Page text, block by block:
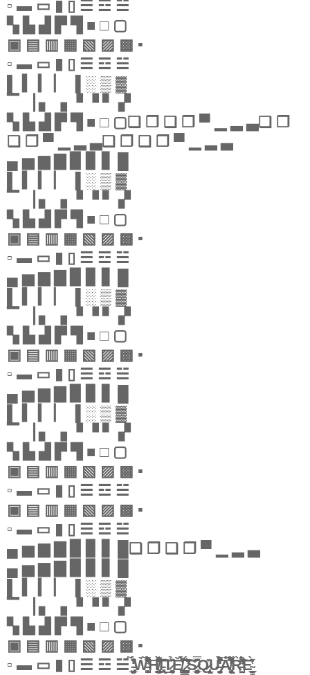
▫ ▬ ▭ ▮ ▯ ☰ ☲ ☱
▚ ▙ ▟ ▛ ▜ ■ □ ▢
▣ ▤ ▥ ▦ ▧ ▨ ▩ ▪
▫ ▬ ▭ ▮ ▯ ☰ ☲ ☱
▌ ▍ ▎ ▏ ▐ ░ ▒ ▓
▔ ▕ ▖ ▗ ▝ ▝ ▘ ▞
▚ ▙ ▟ ▛ ▜ ■ □ ▢❏ ❐ ❑ ❒ ▀ ▁ ▂ ▃❏ ❐
❑ ❒ ▀ ▁ ▂ ▃❏ ❐ ❑ ❒ ▀ ▁ ▂ ▃
▄ ▅ ▆ ▇ ▉ ▊ ▋ █
▌ ▍ ▎ ▏ ▐ ░ ▒ ▓
▔ ▕ ▖ ▗ ▝ ▝ ▘ ▞
▚ ▙ ▟ ▛ ▜ ■ □ ▢
▣ ▤ ▥ ▦ ▧ ▨ ▩ ▪
▫ ▬ ▭ ▮ ▯ ☰ ☲ ☱
▄ ▅ ▆ ▇ ▉ ▊ ▋ █
▌ ▍ ▎ ▏ ▐ ░ ▒ ▓
▔ ▕ ▖ ▗ ▝ ▝ ▘ ▞
▚ ▙ ▟ ▛ ▜ ■ □ ▢
▣ ▤ ▥ ▦ ▧ ▨ ▩ ▪
▫ ▬ ▭ ▮ ▯ ☰ ☲ ☱
▄ ▅ ▆ ▇ ▉ ▊ ▋ █
▌ ▍ ▎ ▏ ▐ ░ ▒ ▓
▔ ▕ ▖ ▗ ▝ ▝ ▘ ▞
▚ ▙ ▟ ▛ ▜ ■ □ ▢
▣ ▤ ▥ ▦ ▧ ▨ ▩ ▪
▫ ▬ ▭ ▮ ▯ ☰ ☲ ☱
▣ ▤ ▥ ▦ ▧ ▨ ▩ ▪
▫ ▬ ▭ ▮ ▯ ☰ ☲ ☱
▄ ▅ ▆ ▇ ▉ ▊ ▋ █❏ ❐ ❑ ❒ ▀ ▁ ▂ ▃
▄ ▅ ▆ ▇ ▉ ▊ ▋ █
▌ ▍ ▎ ▏ ▐ ░ ▒ ▓
▔ ▕ ▖ ▗ ▝ ▝ ▘ ▞
▚ ▙ ▟ ▛ ▜ ■ □ ▢
▣ ▤ ▥ ▦ ▧ ▨ ▩ ▪
▫ ▬ ▭ ▮ ▯ ☰ ☲ ☱ ̵̡̡̡̲͈̙̖̤̲̺̽́̈́̾̒̑̃ͅẀ̵̛̺̥͕͕̙͒̏͗̃̋̇͌̎̓̈́̍͝͝H̸̨̡͇̮͖̯̻̤͇͔̲̊͊͌͋̊̀̋̈̐̍͗I̵̢͊̈͐͜͠͠T̷̨͔̘͕̱̰̩͚̉͊Ě̸̢̹͕̮͚̺̳̔̀́͊͐̄̀̇̇̚ ̷̼͔͍̗̯͉̪̼̮̼̳́͑͗͂̂̾̕͠͠S̷̡̡͉̰̝̬̥̲̖̮͚͕̰͎̿̌͂͊̂͐Q̷̢͔̞̘̝̩̻̲͊U̶̡͙̫̮̻͔̭̙̝͛͌͑̀̽͒̒́̑͌͑̔͘͝À̸̢͔̥̻̬͍͖̞̏͂̃̈́̾͒͑̄̃̒͒͛̚Ȑ̵̛̺̤̌͒̐̓̇́͐͒̄̕͘͠ͅE̴̠̳̤̩̰̲͑̔̌̇̀